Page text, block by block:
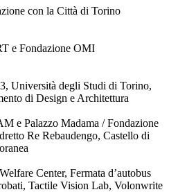
con la Città di Torino
e Fondazione OMI
Università degli Studi di Torino,
di Design e Architettura
e Palazzo Madama / Fondazione
Re Rebaudengo, Castello di
Center, Fermata d’autobus
Tactile Vision Lab, Volonwrite